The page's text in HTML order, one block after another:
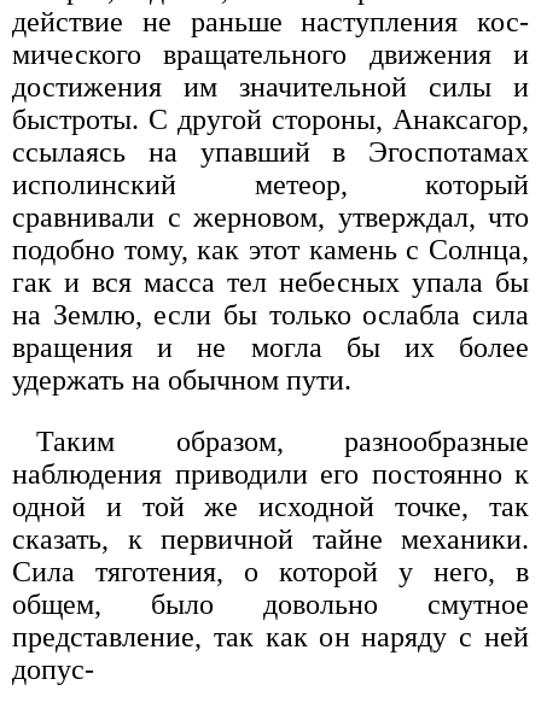
действие не раньше наступления кос­
мического вращательного движения и
достижения им значительной силы и
быстроты. С другой стороны, Анаксагор,
ссылаясь на упавший в Эгоспотамах
испо­линский метеор, который
сравнивали с жерновом, утверждал, что
подобно тому, как этот камень с Солнца,
гак и вся масса тел небесных упала бы
на Землю, если бы только ослабла сила
вращения и не могла бы их бо­лее
удержать на обычном пути.
Таким образом, разнообразные
наблюдения при­водили его постоянно к
одной и той же исходной точ­ке, так
сказать, к первичной тайне механики.
Сила тя­готения, о которой у него, в
общем, было довольно смутное
представление, так как он наряду с ней
допус-